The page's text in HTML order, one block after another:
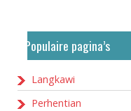
Populaire pagina’s
Langkawi
Perhentian